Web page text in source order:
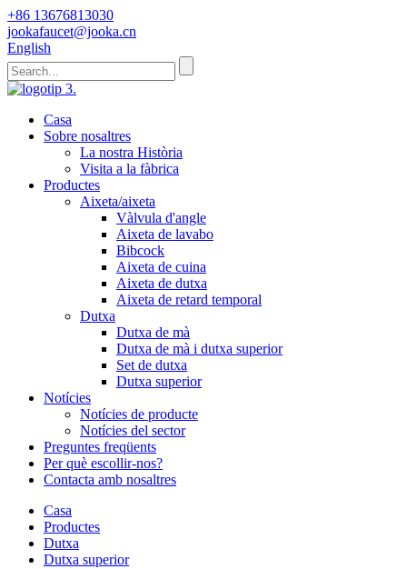
+86 13676813030
jookafaucet@jooka.cn
English
Casa
Sobre nosaltres
La nostra Història
Visita a la fàbrica
Productes
Aixeta/aixeta
Vàlvula d'angle
Aixeta de lavabo
Bibcock
Aixeta de cuina
Aixeta de dutxa
Aixeta de retard temporal
Dutxa
Dutxa de mà
Dutxa de mà i dutxa superior
Set de dutxa
Dutxa superior
Notícies
Notícies de producte
Notícies del sector
Preguntes freqüents
Per què escollir-nos?
Contacta amb nosaltres
Casa
Productes
Dutxa
Dutxa superior